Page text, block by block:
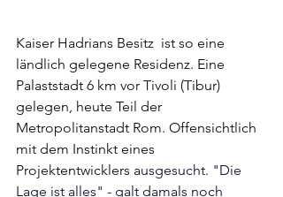
Kaiser Hadrians Besitz  ist so eine
ländlich gelegene Residenz. Eine
Palaststadt 6 km vor Tivoli (Tibur)
gelegen, heute Teil der
Metropolitanstadt Rom. Offensichtlich
mit dem Instinkt eines
Projektentwicklers ausgesucht. "Die
Lage ist alles" - galt damals noch